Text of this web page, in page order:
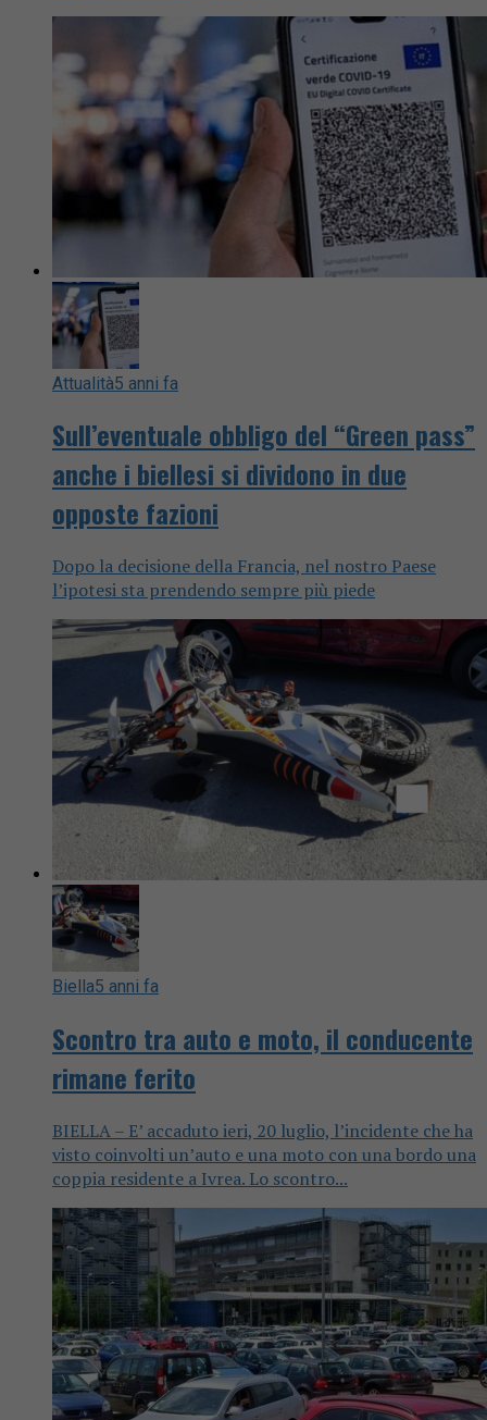
Attualità5 anni fa
Sull’eventuale obbligo del “Green pass”
anche i biellesi si dividono in due
opposte fazioni
Dopo la decisione della Francia, nel nostro Paese
l’ipotesi sta prendendo sempre più piede
Biella5 anni fa
Scontro tra auto e moto, il conducente
rimane ferito
BIELLA – E’ accaduto ieri, 20 luglio, l’incidente che ha
visto coinvolti un’auto e una moto con una bordo una
coppia residente a Ivrea. Lo scontro...